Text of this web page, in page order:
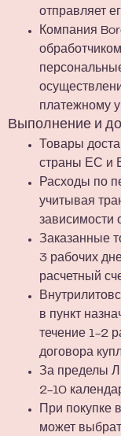
отправляет
Компания
платежному
Выполнение и
Товары
страны ЕС и
Расходы по
учитывая
зависимости
Заказанные
3 рабочих
расчетный
в пункт
течение 1-2
договора
За пределы
2-10
При покупке
может